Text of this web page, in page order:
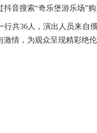
音搜索“奇乐堡游乐场”购
36人，演出人员来自俄
情，为观众呈现精彩绝伦